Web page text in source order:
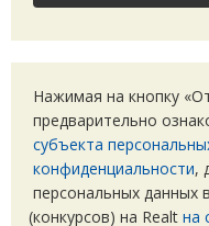
Нажимая на кнопку
предварительно
субъекта
конфиденциальности,
персональных данных
(конкурсов) на Realt на